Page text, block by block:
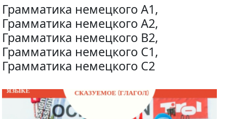
Грамматика немецкого A1,
Грамматика немецкого A2,
Грамматика немецкого B2,
Грамматика немецкого C1,
Грамматика немецкого C2